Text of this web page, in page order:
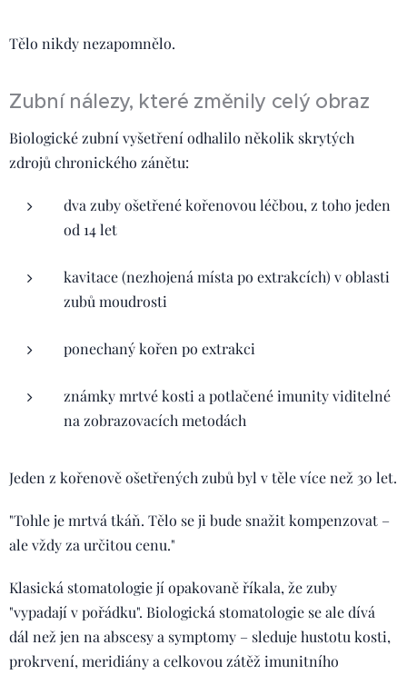
Tělo nikdy nezapomnělo.
Zubní nálezy, které změnily celý obraz
Biologické zubní vyšetření odhalilo několik skrytých
zdrojů chronického zánětu:
dva zuby ošetřené kořenovou léčbou, z toho jeden
od 14 let
kavitace (nezhojená místa po extrakcích) v oblasti
zubů moudrosti
ponechaný kořen po extrakci
známky mrtvé kosti a potlačené imunity viditelné
na zobrazovacích metodách
Jeden z kořenově ošetřených zubů byl v těle více než 30 let.
"Tohle je mrtvá tkáň. Tělo se ji bude snažit kompenzovat –
ale vždy za určitou cenu."
Klasická stomatologie jí opakovaně říkala, že zuby
"vypadají v pořádku". Biologická stomatologie se ale dívá
dál než jen na abscesy a symptomy – sleduje hustotu kosti,
prokrvení, meridiány a celkovou zátěž imunitního